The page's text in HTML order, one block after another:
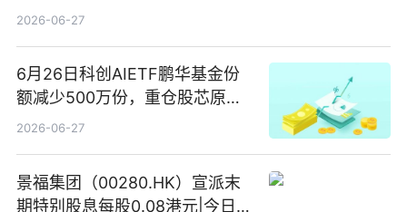
2026-06-27
6月26日科创AIETF鹏华基金份
额减少500万份，重仓股芯原股
份、寒武纪、澜起科技 观速讯
2026-06-27
景福集团（00280.HK）宣派末
期特别股息每股0.08港元|今日快